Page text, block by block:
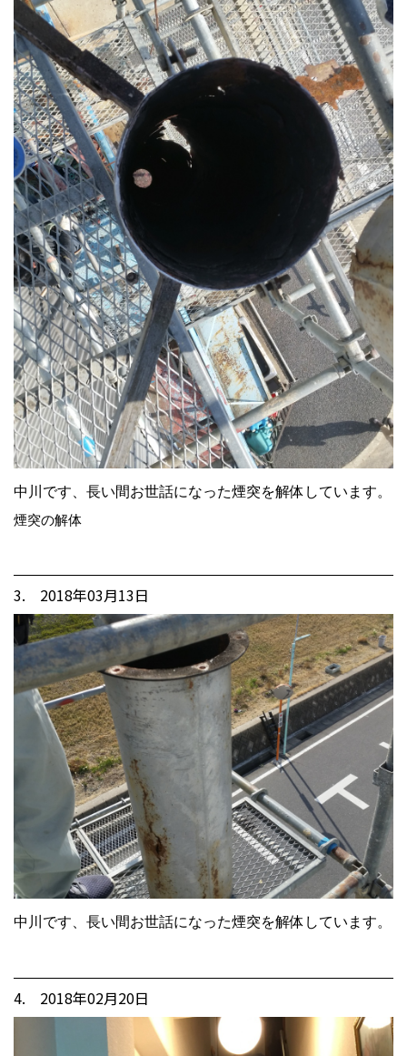
中川です、長い間お世話になった煙突を解体しています。
煙突の解体
3. 2018年03月13日
中川です、長い間お世話になった煙突を解体しています。
4. 2018年02月20日